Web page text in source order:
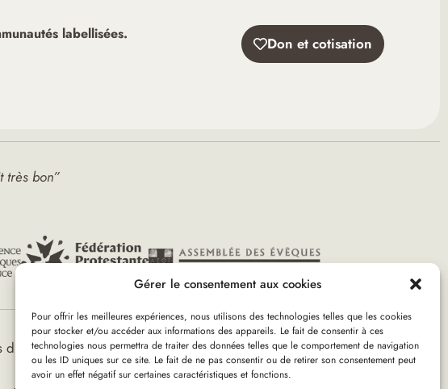
Gérer le consentement aux cookies
Pour offrir les meilleures expériences, nous utilisons des technologies telles que les cookies
pour stocker et/ou accéder aux informations des appareils. Le fait de consentir à ces
technologies nous permettra de traiter des données telles que le comportement de navigation
ou les ID uniques sur ce site. Le fait de ne pas consentir ou de retirer son consentement peut
avoir un effet négatif sur certaines caractéristiques et fonctions.
labellisées.
Don et cotisation
très bon”